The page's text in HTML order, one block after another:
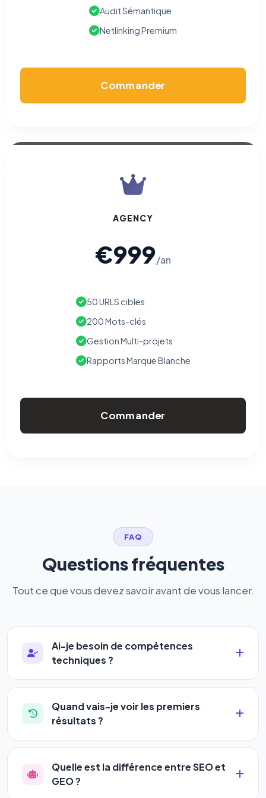
Audit Sémantique
Netlinking Premium
Commander
AGENCY
€999/an
50 URLS cibles
200 Mots-clés
Gestion Multi-projets
Rapports Marque Blanche
Commander
FAQ
Questions fréquentes
Tout ce que vous devez savoir avant de vous lancer.
Ai-je besoin de compétences
techniques ?
Absolument pas. Notre logiciel a été conçu pour
être accessible àtous les profils: artisans,
commerçants, auto-entrepreneurs, PME ou
complexe — vous renseignez l'adresse de votre
site, décrivez votre activité, et le logiciel gère tout
en automatique 24h/24.
Quand vais-je voir les premiers
résultats ?
La plupart de nos utilisateurs observent une
amélioration de leur positionnement en4 à 6
semaines. Le référencement est un marathon, pas
Quelle est la différence entre SEO et
GEO ?